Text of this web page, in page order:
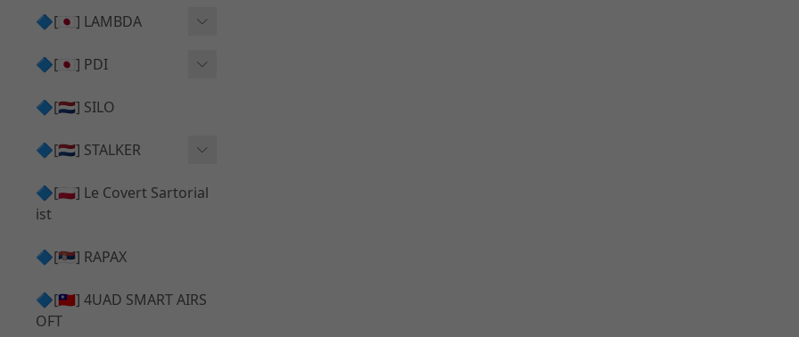
MAXX
SILVERBACK SRS
TAC-41 👁️‍🗨️ 外觀 ⧸ 色彩
MDR-X 🟦 主體 ⧸ 彈匣
✅ 通用 ⧸ 精品
MDR-X 🔄 原廠 ⧸ 零件
TAC-41 🔄 原廠 ⧸ 零件
Mk23 ⧸ SSX23
SRS ⧸ HTI ⧸ TAC-41
🔷[🇯🇵] LAMBDA
Lambda 05 GBB 精密內管
Lambda 03 AEG 精密內管
Lambda 05 AEG 精密內管
🔷[🇯🇵] PDI
01 精密內管
05 精密內管
08 精密內管
🔷[🇳🇱] SILO
🔷[🇳🇱] STALKER
Action Army AAP01 升級
套件
HOP膠皮 ⧸ 下壓塊
件
🔷[🇵🇱] Le Covert Sartorial
ist
🔷[🇷🇸] RAPAX
🔷[🇹🇼] 4UAD SMART AIRS
OFT